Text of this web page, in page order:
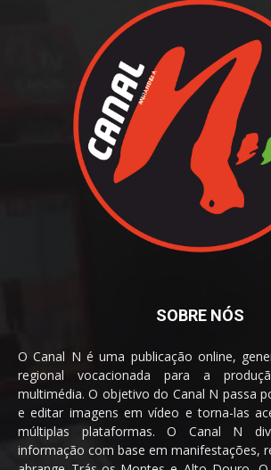
SOBRE NÓS
O Canal N é uma publicação online,
regional vocacionada para a
multimédia. O objetivo do Canal N passa
e editar imagens em vídeo e torna-las
múltiplas plataformas. O Canal N
informação com base em manifestações,